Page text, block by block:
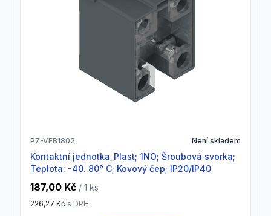
PZ-VFB1802 Není skladem
Kontaktní jednotka_Plast; 1NO; Šroubová svorka;
Teplota: -40..80° C; Kovový čep; IP20/IP40
187,00 Kč / 1 ks
226,27 Kč s DPH